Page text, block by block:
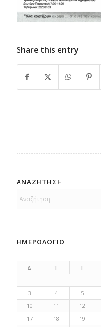
Share this entry
ΑΝΑΖΗΤΗΣΗ
ΗΜΕΡΟΛΟΓΙΟ
Δ Τ Τ
3
4 5
10
11 12
17
18 19